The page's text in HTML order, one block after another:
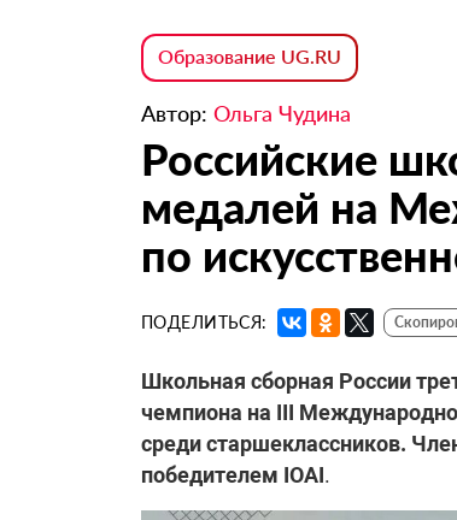
Образование UG.RU
Автор: Ольга Чудина
Российские
медалей на
по
ПОДЕЛИТЬСЯ:
Школьная сборная России
чемпиона на III
среди старшеклассников.
победителем IOAI.